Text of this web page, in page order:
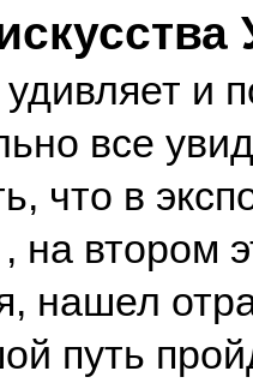
и
все
что в
на втором
нашел
путь